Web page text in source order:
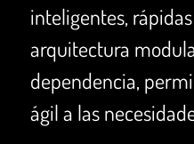
inteligentes,
arquitectura
dependencia,
ágil a las